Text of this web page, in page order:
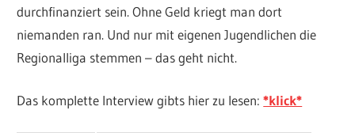
durchfinanziert sein. Ohne Geld kriegt man dort
niemanden ran. Und nur mit eigenen Jugendlichen die
Regionalliga stemmen – das geht nicht.
Das komplette Interview gibts hier zu lesen:*klick*